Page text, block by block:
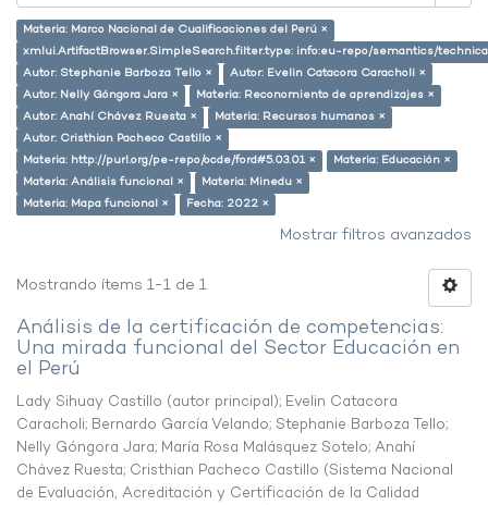
Materia: Marco Nacional de Cualificaciones del Perú ×
xmlui.ArtifactBrowser.SimpleSearch.filter.type: info:eu-repo/semantics/
Autor: Stephanie Barboza Tello ×
Autor: Evelin Catacora Caracholi ×
Autor: Nelly Góngora Jara ×
Materia: Reconomiento de aprendizajes ×
Autor: Anahí Chávez Ruesta ×
Materia: Recursos humanos ×
Autor: Cristhian Pacheco Castillo ×
Materia: http://purl.org/pe-repo/ocde/ford#5.03.01 ×
Materia: Educación ×
Materia: Análisis funcional ×
Materia: Minedu ×
Materia: Mapa funcional ×
Fecha: 2022 ×
Mostrar filtros avanzados
Mostrando ítems 1-1 de 1
Análisis de la certificación de competencias:
Una mirada funcional del Sector Educación en
el Perú
Lady Sihuay Castillo (autor principal); Evelin Catacora
Caracholi; Bernardo García Velando; Stephanie Barboza Tello;
Nelly Góngora Jara; María Rosa Malásquez Sotelo; Anahí
Chávez Ruesta; Cristhian Pacheco Castillo (Sistema Nacional
de Evaluación, Acreditación y Certificación de la Calidad